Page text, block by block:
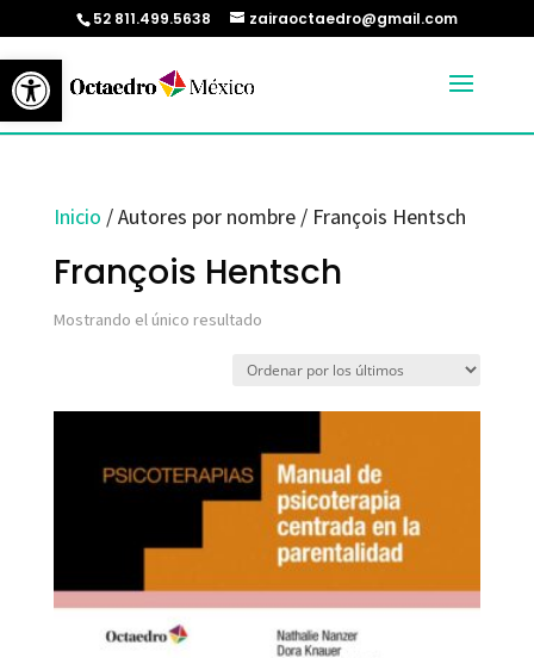
Abrir barra de herramientas
52 811.499.5638 zairaoctaedro@gmail.com
Inicio / Autores por nombre / François Hentsch
François Hentsch
Mostrando el único resultado